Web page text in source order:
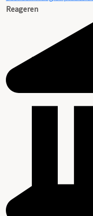
Reageren